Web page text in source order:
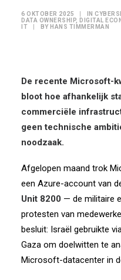
6 OKTOBER 2025 IN
DATA OWNERSHIP, DIGITAL
IT
BY HANS TIMMERMAN
De recente Microsoft-
bloot hoe afhankelijk
commerciële
geen technische
noodzaak.
Afgelopen maand trok
een Azure-account van
Unit 8200 — de militaire
protesten van
besluit: Israël gebruikte
Gaza om doelwitten te
Microsoft-datacenter in